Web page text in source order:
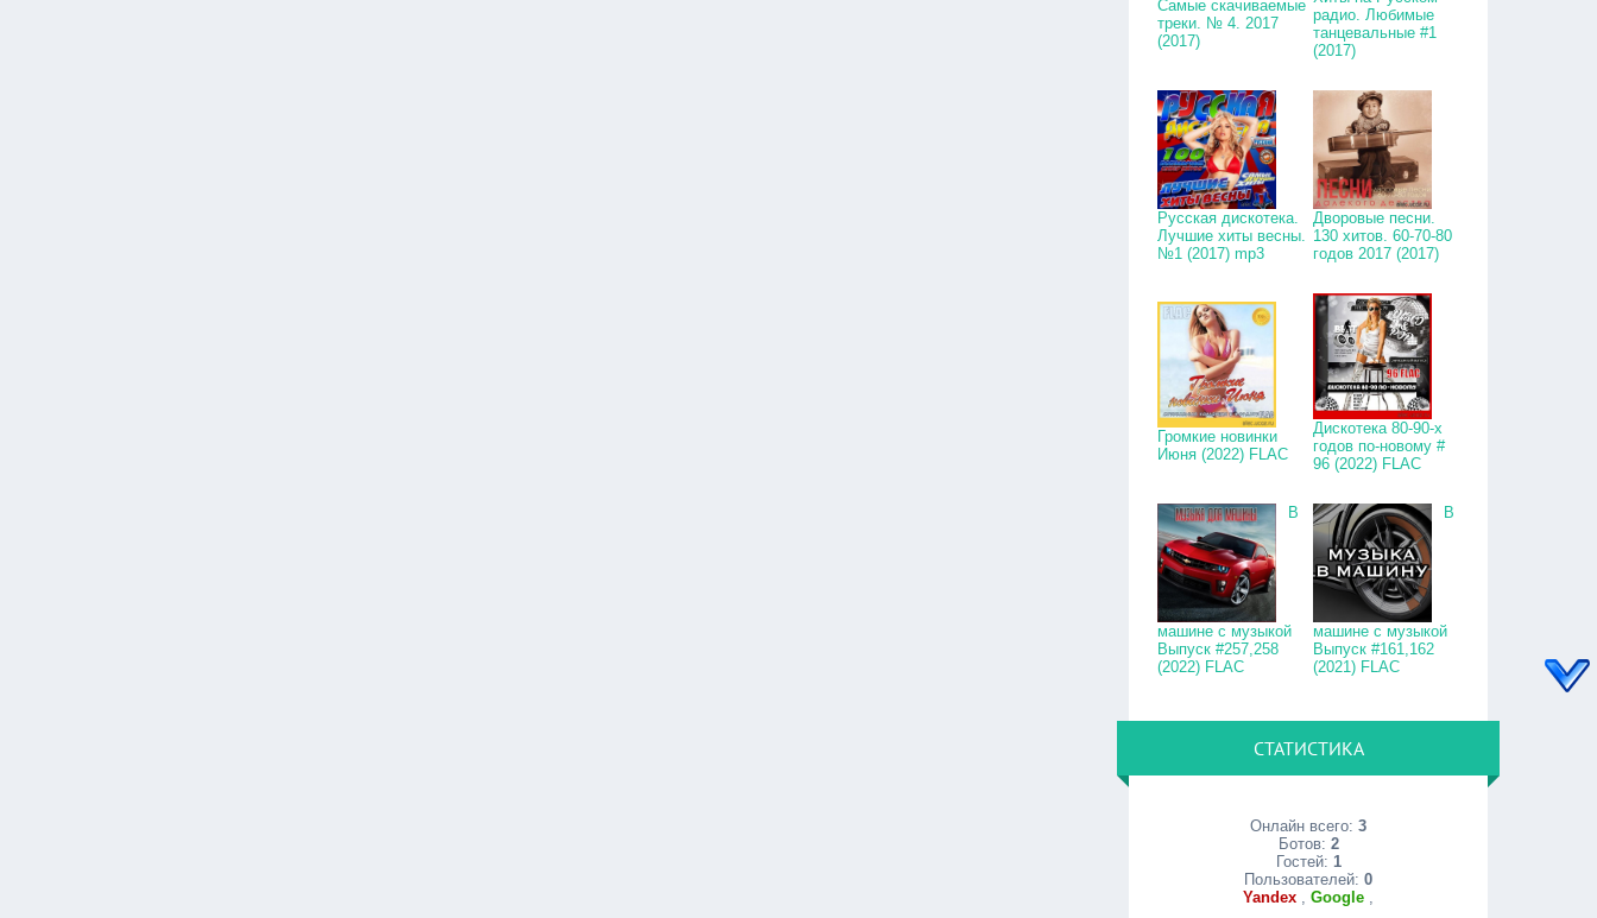
Самые скачиваемые
треки. № 4. 2017
(2017)
радио. Любимые
танцевальные #1
(2017)
Русская дискотека.
Лучшие хиты весны.
№1 (2017) mp3
Дворовые песни.
130 хитов. 60-70-80
годов 2017 (2017)
Громкие новинки
Июня (2022) FLAC
Дискотека 80-90-х
годов по-новому #
96 (2022) FLAC
В
машине с музыкой
Выпуск #257,258
(2022) FLAC
В
машине с музыкой
Выпуск #161,162
(2021) FLAC
СТАТИСТИКА
Онлайн всего:3
Ботов: 2
Гостей: 1
Пользователей:0
Yandex ,Google ,